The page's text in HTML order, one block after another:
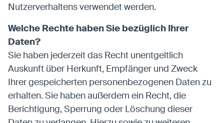
Nutzerverhaltens verwendet werden.
Welche Rechte haben Sie bezüglich Ihrer
Daten?
Sie haben jederzeit das Recht unentgeltlich
Auskunft über Herkunft, Empfänger und Zweck
Ihrer gespeicherten personenbezogenen Daten zu
erhalten. Sie haben außerdem ein Recht, die
Berichtigung, Sperrung oder Löschung dieser